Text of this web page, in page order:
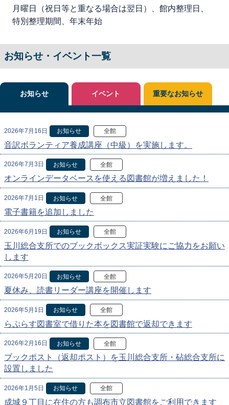
月曜日（祝日等と重なる場合は翌日）、館内整理日、
特別整理期間、年末年始
お知らせ・イベント一覧
お知らせ
2026年7月16日 お知らせ 全館
音訳ボランティア養成講座（中級）を実施します。
2026年7月3日 お知らせ 全館
オンラインデータベースを使える図書館が増えました！
2026年7月1日 お知らせ 全館
電子書籍を追加しました
2026年6月19日 お知らせ 全館
玉川総合支所でのブックボックス実証実験にご協力をお願い
します
2026年5月20日 お知らせ 全館
夏休み、読書リーダー講座を開催します
2026年5月1日 お知らせ 全館
らぷらす図書室で借りた本を図書館で返却できます
2026年2月16日 お知らせ 全館
ブックポスト（返却ポスト）を玉川総合支所・砧総合支所に
設置しました
2026年1月5日 お知らせ 全館
成城９丁目に在住の方も調布市立図書館をご利用できます
イベント 重要なお知らせ